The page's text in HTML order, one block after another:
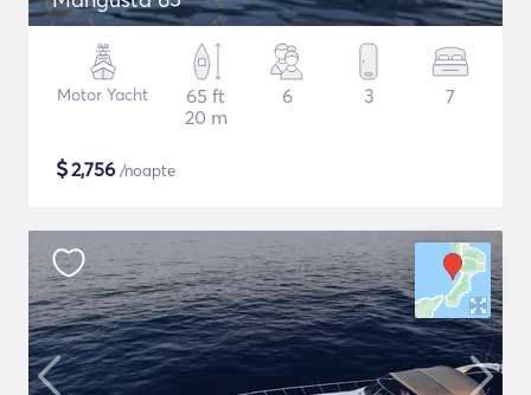
Motor Yacht
65 ft
20 m
6 3 7
$2,756 /noapte